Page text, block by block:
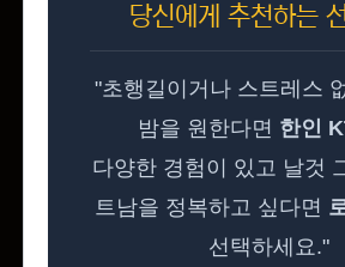
당신에게 추천하는
"초행길이거나 스트레스
밤을 원한다면 한인
다양한 경험이 있고 날것
트남을 정복하고 싶다면
선택하세요."